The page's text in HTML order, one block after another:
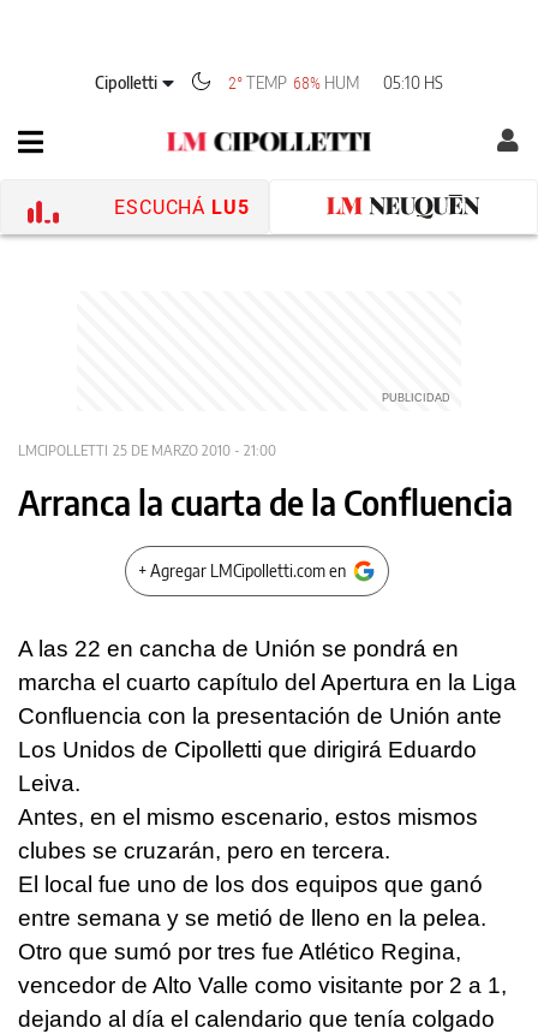
Cipolletti 2°TEMP 68% HUM 05:10 HS
ESCUCHÁ LU5
LMCIPOLLETTI 25 DE MARZO 2010 - 21:00
Arranca la cuarta de la Confluencia
+ Agregar LMCipolletti.com en
A las 22 en cancha de Unión se pondrá en
marcha el cuarto capítulo del Apertura en la Liga
Confluencia con la presentación de Unión ante
Los Unidos de Cipolletti que dirigirá Eduardo
Leiva.
Antes, en el mismo escenario, estos mismos
clubes se cruzarán, pero en tercera.
El local fue uno de los dos equipos que ganó
entre semana y se metió de lleno en la pelea.
Otro que sumó por tres fue Atlético Regina,
vencedor de Alto Valle como visitante por 2 a 1,
dejando al día el calendario que tenía colgado